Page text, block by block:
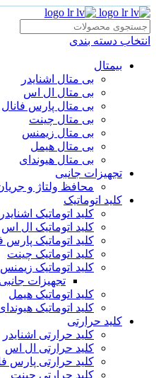
انتخاب دسته بندی
بیمتال
بی متال اشنایدر
بی متال ال اس
بی متال پارس فانال
بی متال چینت
بی متال زیمنس
بی متال هیمل
بی متال هیوندای
تجهیزات جانبی
محافظ ولتاژ و‌
کلید اتوماتیک
کلید اتوماتیک اشنایدر
کلید اتوماتیک ال اس
کلید اتوماتیک پارس
کلید اتوماتیک چینت
کلید اتوماتیک زیمنس
تجهیزات
کلید اتوماتیک هیمل
کلید اتوماتیک
کلید حرارتی
کلید حرارتی اشنایدر
کلید حرارتی ال اس
کلید حرارتی پارس
کلید حرارتی چینت